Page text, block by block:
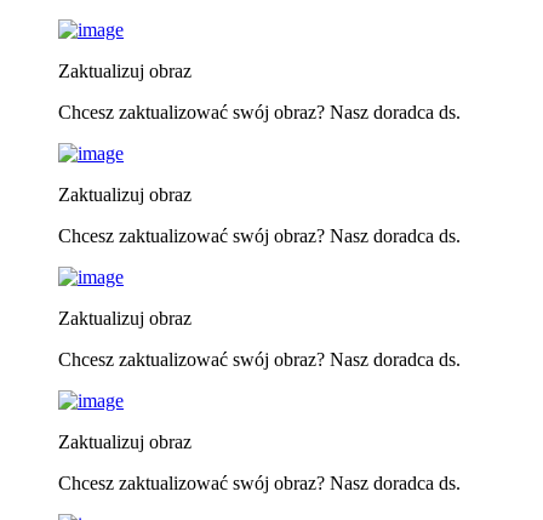
Zaktualizuj obraz
Chcesz zaktualizować swój obraz? Nasz doradca ds.
Zaktualizuj obraz
Chcesz zaktualizować swój obraz? Nasz doradca ds.
Zaktualizuj obraz
Chcesz zaktualizować swój obraz? Nasz doradca ds.
Zaktualizuj obraz
Chcesz zaktualizować swój obraz? Nasz doradca ds.